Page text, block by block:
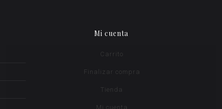
Mi cuenta
Carrito
Finalizar compra
Tienda
Mi cuenta